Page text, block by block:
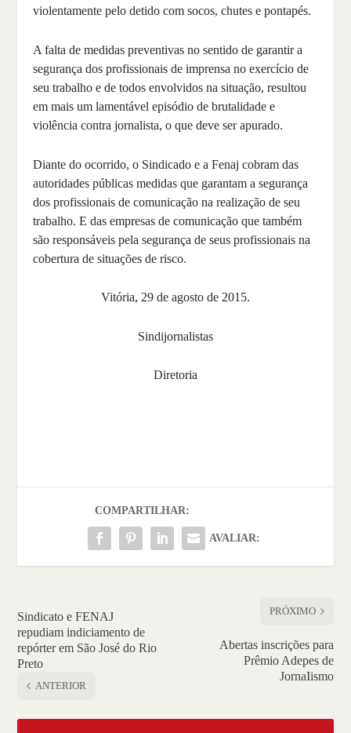
violentamente pelo detido com socos, chutes e pontapés.
A falta de medidas preventivas no sentido de garantir a
segurança dos profissionais de imprensa no exercício de
seu trabalho e de todos envolvidos na situação, resultou
em mais um lamentável episódio de brutalidade e
violência contra jornalista, o que deve ser apurado.
Diante do ocorrido, o Sindicado e a Fenaj cobram das
autoridades públicas medidas que garantam a segurança
dos profissionais de comunicação na realização de seu
trabalho. E das empresas de comunicação que também
são responsáveis pela segurança de seus profissionais na
cobertura de situações de risco.
Vitória, 29 de agosto de 2015.
Sindijornalistas
Diretoria
COMPARTILHAR:
AVALIAR:
Sindicato e FENAJ
repudiam indiciamento de
repórter em São José do Rio
Preto
ANTERIOR
PRÓXIMO
Abertas inscrições para
Prêmio Adepes de
JornaIismo